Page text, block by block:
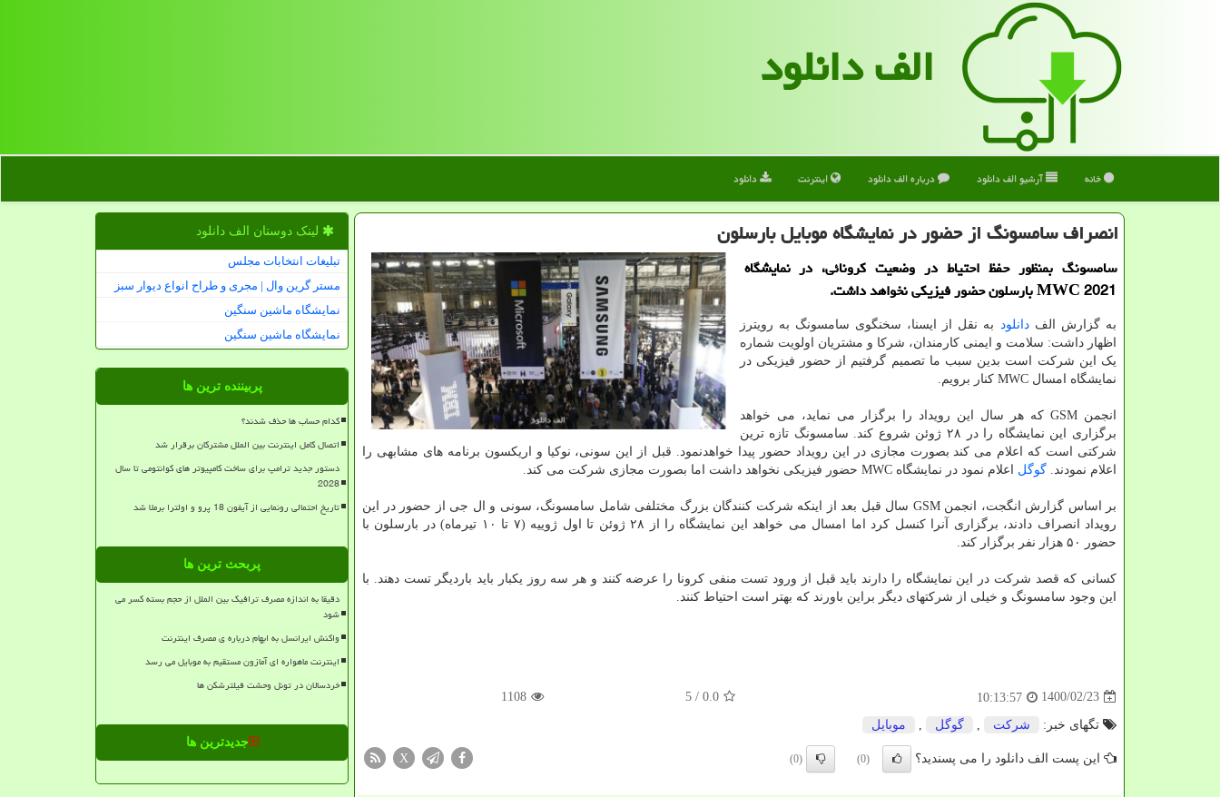
الف دانلود
خانه آرشیو الف دانلود درباره الف دانلود اینترنت دانلود
انصراف سامسونگ از حضور در نمایشگاه موبایل بارسلون
سامسونگ بمنظور حفظ احتیاط در وضعیت کرونائی، در نمایشگاه
MWC 2021 بارسلون حضور فیزیکی نخواهد داشت.
به گزارش الفدانلود به نقل از ایسنا، سخنگوی سامسونگ به رویترز
اظهار داشت: سلامت و ایمنی کارمندان، شرکا و مشتریان اولویت شماره
یک این شرکت است بدین سبب ما تصمیم گرفتیم از حضور فیزیکی در
نمایشگاه امسال MWC کنار برویم.
انجمن GSM که هر سال این رویداد را برگزار می نماید، می خواهد
برگزاری این نمایشگاه را در ۲۸ ژوئن شروع کند. سامسونگ تازه ترین
شرکتی است که اعلام می کند بصورت مجازی در این رویداد حضور پیدا خواهدنمود. قبل از این سونی، نوکیا و اریکسون برنامه های مشابهی را
اعلام نمودند. گوگل اعلام نمود در نمایشگاه MWC حضور فیزیکی نخواهد داشت اما بصورت مجازی شرکت می کند.
بر اساس گزارش انگجت، انجمن GSM سال قبل بعد از اینکه شرکت کنندگان بزرگ مختلفی شامل سامسونگ، سونی و ال جی از حضور در این
رویداد انصراف دادند، برگزاری آنرا کنسل کرد اما امسال می خواهد این نمایشگاه را از ۲۸ ژوئن تا اول ژوییه (۷ تا ۱۰ تیرماه) در بارسلون با
حضور ۵۰ هزار نفر برگزار کند.
کسانی که قصد شرکت در این نمایشگاه را دارند باید قبل از ورود تست منفی کرونا را عرضه کنند و هر سه روز یکبار باید باردیگر تست دهند. با
این وجود سامسونگ و خیلی از شرکتهای دیگر براین باورند که بهتر است احتیاط کنند.
1400/02/23
10:13:57
0.0
/ 5
1108
تگهای خبر: شركت گوگل موبایل
این پست الف دانلود را می پسندید؟ (0)
(0)
X
لینک دوستان الف دانلود
تبلیغات انتخابات مجلس
مستر گرین وال | مجری و طراح انواع دیوار سبز
نمایشگاه ماشین سنگین
نمایشگاه ماشین سنگین
پربیننده ترین ها
کدام حساب ها حذف شدند؟
اتصال کامل اینترنت بین الملل مشترکان برقرار شد
دستور جدید ترامپ برای ساخت کامپیوتر های کوانتومی تا سال
2028
تاریخ احتمالی رونمایی از آیفون 18 پرو و اولترا برملا شد
پربحث ترین ها
دقیقا به اندازه مصرف ترافیک بین الملل از حجم بسته کسر می
شود
واکنش ایرانسل به ابهام درباره ی مصرف اینترنت
اینترنت ماهواره ای آمازون مستقیم به موبایل می رسد
خردسالان در تونل وحشت فیلترشکن ها
جدیدترین ها